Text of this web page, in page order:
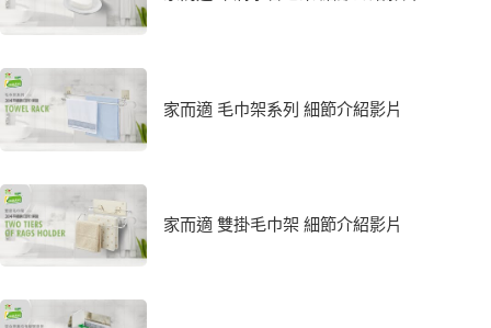
家而適 毛巾架系列 細節介紹影片
家而適 雙掛毛巾架 細節介紹影片